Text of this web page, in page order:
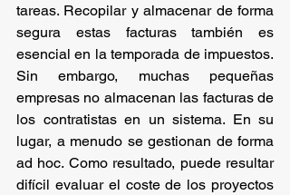
tareas. Recopilar y almacenar de forma
segura estas facturas también es
esencial en la temporada de impuestos.
Sin embargo, muchas pequeñas
empresas no almacenan las facturas de
los contratistas en un sistema. En su
lugar, a menudo se gestionan de forma
ad hoc. Como resultado, puede resultar
difícil evaluar el coste de los proyectos